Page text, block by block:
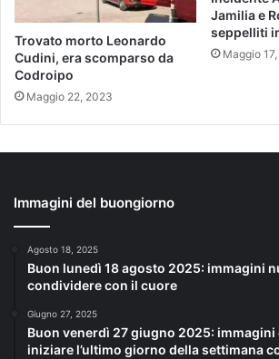
Trovato morto Leonardo
Cudini, era scomparso da
Codroipo
Maggio 22, 2023
Jamilia e
seppelliti
Maggio
Immagini del buongiorno
Agosto 18, 2025
Buon lunedì 18 agosto 2025: immagini
condividere con il cuore
Giugno 27, 2025
Buon venerdì 27 giugno 2025: immagini
iniziare l’ultimo giorno della settimana